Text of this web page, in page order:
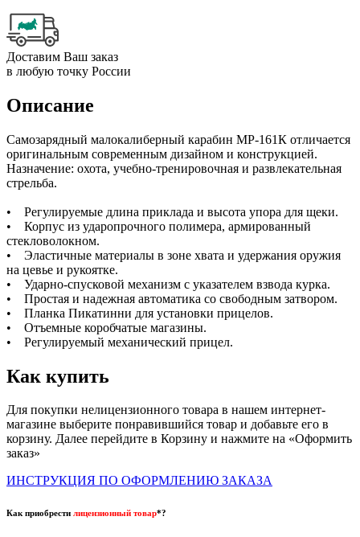
Доставим Ваш заказ
в любую точку России
Описание
Самозарядный малокалиберный карабин МР-161К отличается
оригинальным современным дизайном и конструкцией.
Назначение: охота, учебно-тренировочная и развлекательная
стрельба.
• Регулируемые длина приклада и высота упора для щеки.
• Корпус из ударопрочного полимера, армированный
стекловолокном.
• Эластичные материалы в зоне хвата и удержания оружия
на цевье и рукоятке.
• Ударно-спусковой механизм с указателем взвода курка.
• Простая и надежная автоматика со свободным затвором.
• Планка Пикатинни для установки прицелов.
• Отъемные коробчатые магазины.
• Регулируемый механический прицел.
Как купить
Для покупки нелицензионного товара в нашем интернет-
магазине выберите понравившийся товар и добавьте его в
корзину. Далее перейдите в Корзину и нажмите на «Оформить
заказ»
ИНСТРУКЦИЯ ПО ОФОРМЛЕНИЮ ЗАКАЗА
Как приобрести лицензионный товар*?